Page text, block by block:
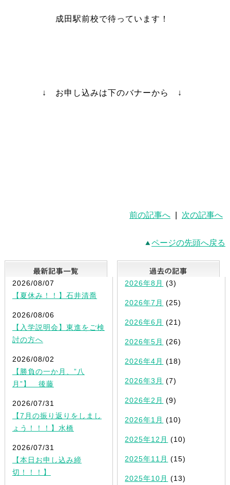
成田駅前校で待っています！
↓ お申し込みは下のバナーから ↓
前の記事へ 次の記事へ
ページの先頭へ戻る
最新記事一覧
2026/08/07
【夏休み！！】石井清喬
2026/08/06
【入学説明会】東進をご検
討の方へ
2026/08/02
【勝負の一か月、”八
月”】 後藤
2026/07/31
【7月の振り返りをしまし
ょう！！！】水橋
2026/07/31
【本日お申し込み締
切！！！】
2026年8月 (3)
2026年7月 (25)
2026年6月 (21)
2026年5月 (26)
2026年4月 (18)
2026年3月 (7)
2026年2月 (9)
2026年1月 (10)
2025年12月 (10)
2025年11月 (15)
2025年10月 (13)